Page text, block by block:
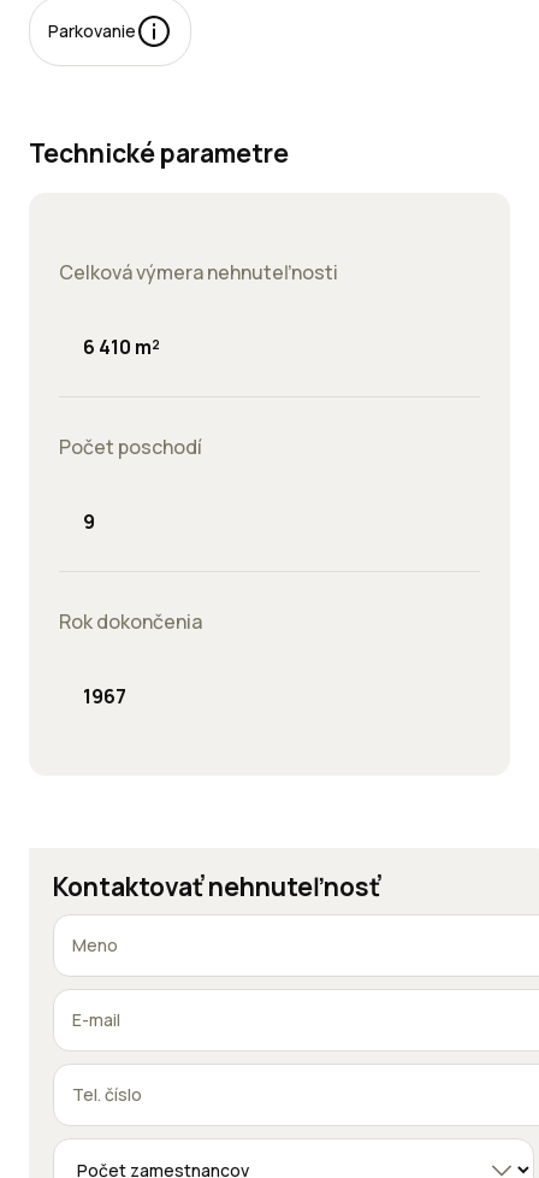
Parkovanie
Technické parametre
Celková výmera nehnuteľnosti
6 410 m²
Počet poschodí
9
Rok dokončenia
1967
Kontaktovať nehnuteľnosť